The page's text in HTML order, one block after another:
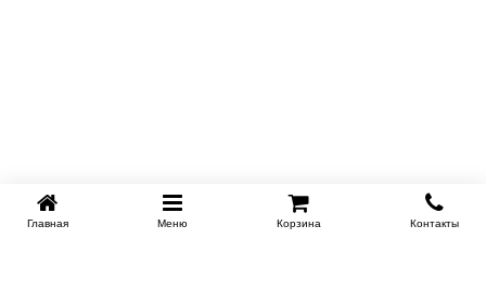
Главная Меню Корзина Контакты